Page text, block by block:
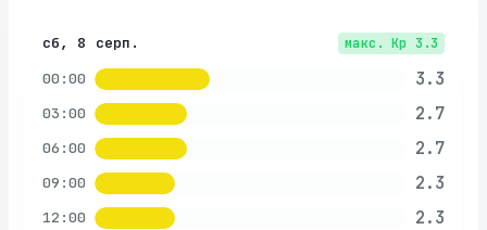
сб, 8 серп. макс. Kp 3.3
00:00 3.3
03:00 2.7
06:00 2.7
09:00 2.3
12:00 2.3